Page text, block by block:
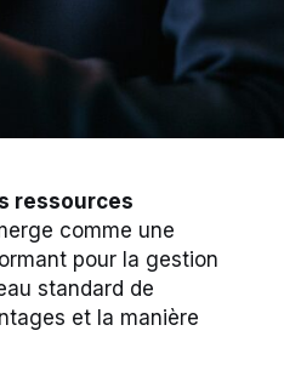
ressources
comme une
pour la gestion
standard de
et la manière